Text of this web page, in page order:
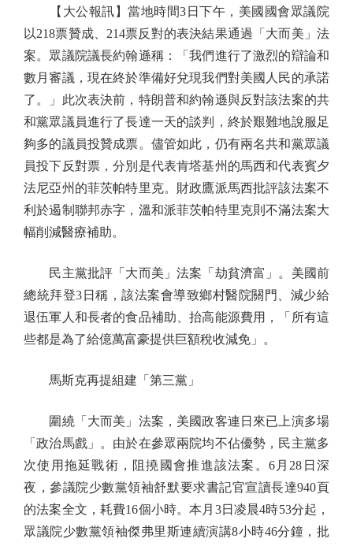
【大公報訊】當地時間3日下午，美國國會眾議院
以218票贊成、214票反對的表決結果通過「大而美」法
案。眾議院議長約翰遜稱：「我們進行了激烈的辯論和
數月審議，現在終於準備好兌現我們對美國人民的承諾
了。」此次表決前，特朗普和約翰遜與反對該法案的共
和黨眾議員進行了長達一天的談判，終於艱難地說服足
夠多的議員投贊成票。儘管如此，仍有兩名共和黨眾議
員投下反對票，分別是代表肯塔基州的馬西和代表賓夕
法尼亞州的菲茨帕特里克。財政鷹派馬西批評該法案不
利於遏制聯邦赤字，溫和派菲茨帕特里克則不滿法案大
幅削減醫療補助。
民主黨批評「大而美」法案「劫貧濟富」。美國前
總統拜登3日稱，該法案會導致鄉村醫院關門、減少給
退伍軍人和長者的食品補助、抬高能源費用，「所有這
些都是為了給億萬富豪提供巨額稅收減免」。
馬斯克再提組建「第三黨」
圍繞「大而美」法案，美國政客連日來已上演多場
「政治馬戲」。由於在參眾兩院均不佔優勢，民主黨多
次使用拖延戰術，阻撓國會推進該法案。6月28日深
夜，參議院少數黨領袖舒默要求書記官宣讀長達940頁
的法案全文，耗費16個小時。本月3日凌晨4時53分起，
眾議院少數黨領袖傑弗里斯連續演講8小時46分鐘，批